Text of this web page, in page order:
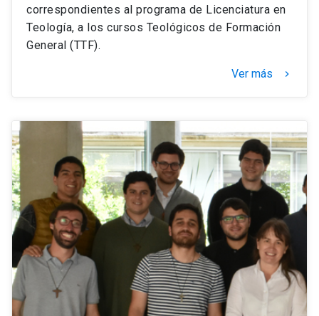
correspondientes al programa de Licenciatura en
Teología, a los cursos Teológicos de Formación
General (TTF).
Ver más keyboard_arrow_right